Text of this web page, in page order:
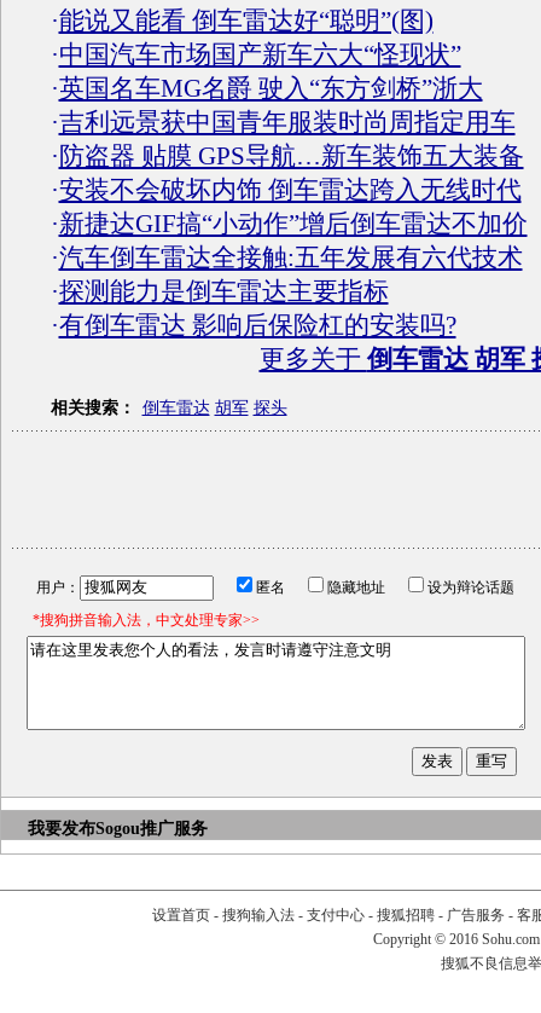
·能说又能看 倒车雷达好“聪明”(图)
·中国汽车市场国产新车六大“怪现状”
·英国名车MG名爵 驶入“东方剑桥”浙大
·吉利远景获中国青年服装时尚周指定用车
·防盗器 贴膜 GPS导航…新车装饰五大装备
·安装不会破坏内饰 倒车雷达跨入无线时代
·新捷达GIF搞“小动作”增后倒车雷达不加价
·汽车倒车雷达全接触:五年发展有六代技术
·探测能力是倒车雷达主要指标
·有倒车雷达 影响后保险杠的安装吗?
更多关于倒车雷达 胡军
相关搜索： 倒车雷达 胡军 探头
用户： 匿名 隐藏地址
设为辩论话题
*搜狗拼音输入法，中文处理专家>>
我要发布Sogou推广服务
设置首页- 搜狗输入法- 支付中心- 搜狐招聘- 广告服务 - 客
Copyright © 2016
搜狐不良信息